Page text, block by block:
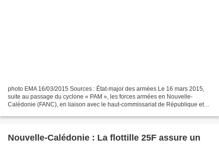
photo EMA 16/03/2015 Sources : État-major des armées Le 16 mars 2015,
suite au passage du cyclone « PAM », les forces armées en Nouvelle-
Calédonie (FANC), en liaison avec le haut-commissariat de République et
Nouvelle-Calédonie : La flottille 25F assure un